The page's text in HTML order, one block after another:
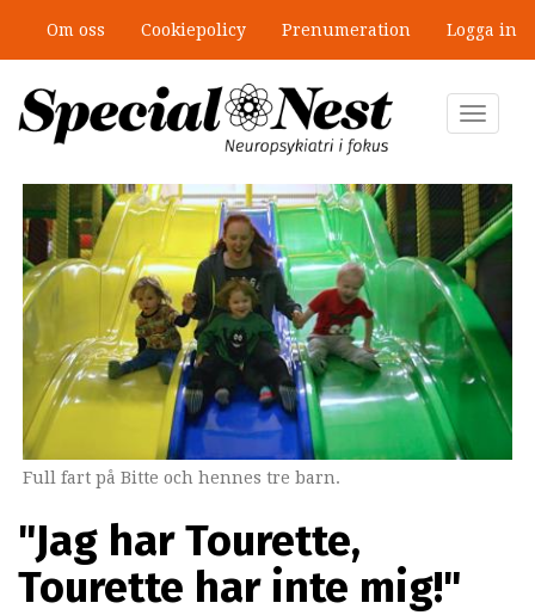
huvudinnehåll
Om oss Cookiepolicy Prenumeration Logga in
Toggle
Full fart på Bitte och hennes tre barn.
"Jag har Tourette,
Tourette har inte mig!"
”Jobbet gick bra – just därför togs
stödet bort”